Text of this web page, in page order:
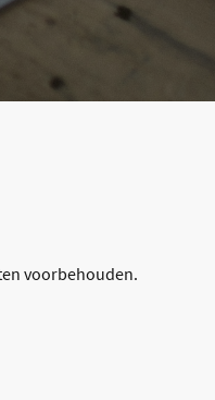
voorbehouden.